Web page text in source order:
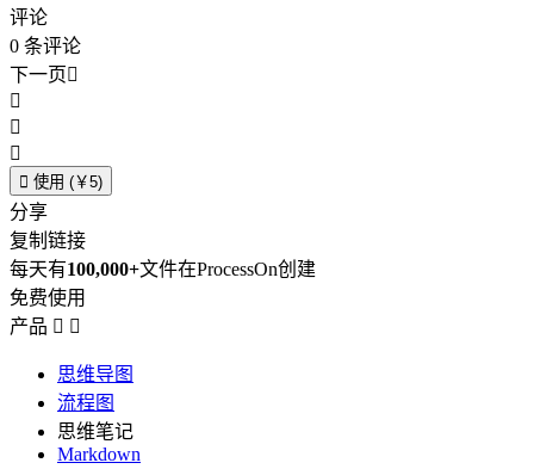
评论
0 条评论
下一页



 使用 (￥5)
分享
复制链接
每天有100,000+文件在ProcessOn创建
免费使用
产品  
思维导图
流程图
思维笔记
Markdown